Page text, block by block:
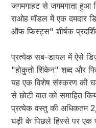
जगमगाहट से जगमगाता हुआ
राओह मॉडल में एक दमदार
ऑफ फिस्ट्स" शीर्षक
प्रत्येक सब-डायल में ऐसे
"होकुतो शिंकेन" शब्द और
यह एक विशेष संस्करण की
से छोटी बात को समाहित
प्रत्येक वस्तु की अधिकतम
घड़ी के पिछले हिस्से पर एक